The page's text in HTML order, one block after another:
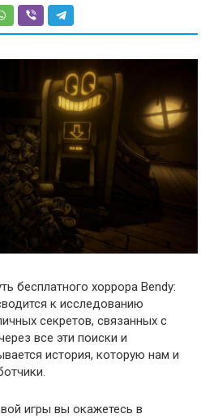
бесплатного хоррора Bendy:
к исследованию
секретов, связанных с
все эти поиски и
история, которую нам и
игры вы окажетесь в